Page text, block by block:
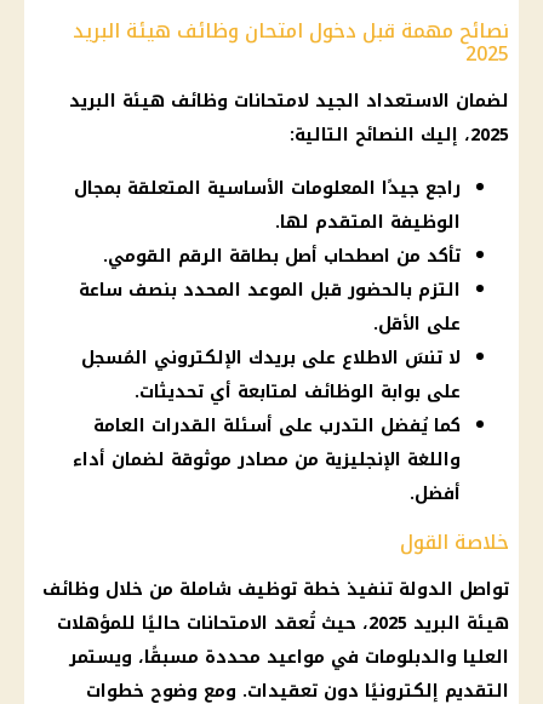
نصائح مهمة قبل دخول امتحان وظائف هيئة البريد
2025
لضمان الاستعداد الجيد لامتحانات وظائف هيئة البريد
2025، إليك النصائح التالية:
راجع جيدًا المعلومات الأساسية المتعلقة بمجال
الوظيفة المتقدم لها.
تأكد من اصطحاب أصل بطاقة الرقم القومي.
التزم بالحضور قبل الموعد المحدد بنصف ساعة
على الأقل.
لا تنسَ الاطلاع على بريدك الإلكتروني المُسجل
على بوابة الوظائف لمتابعة أي تحديثات.
كما يُفضل التدرب على أسئلة القدرات العامة
واللغة الإنجليزية من مصادر موثوقة لضمان أداء
أفضل.
خلاصة القول
تواصل الدولة تنفيذ خطة توظيف شاملة من خلال وظائف
هيئة البريد 2025، حيث تُعقد الامتحانات حاليًا للمؤهلات
العليا والدبلومات في مواعيد محددة مسبقًا، ويستمر
التقديم إلكترونيًا دون تعقيدات. ومع وضوح خطوات